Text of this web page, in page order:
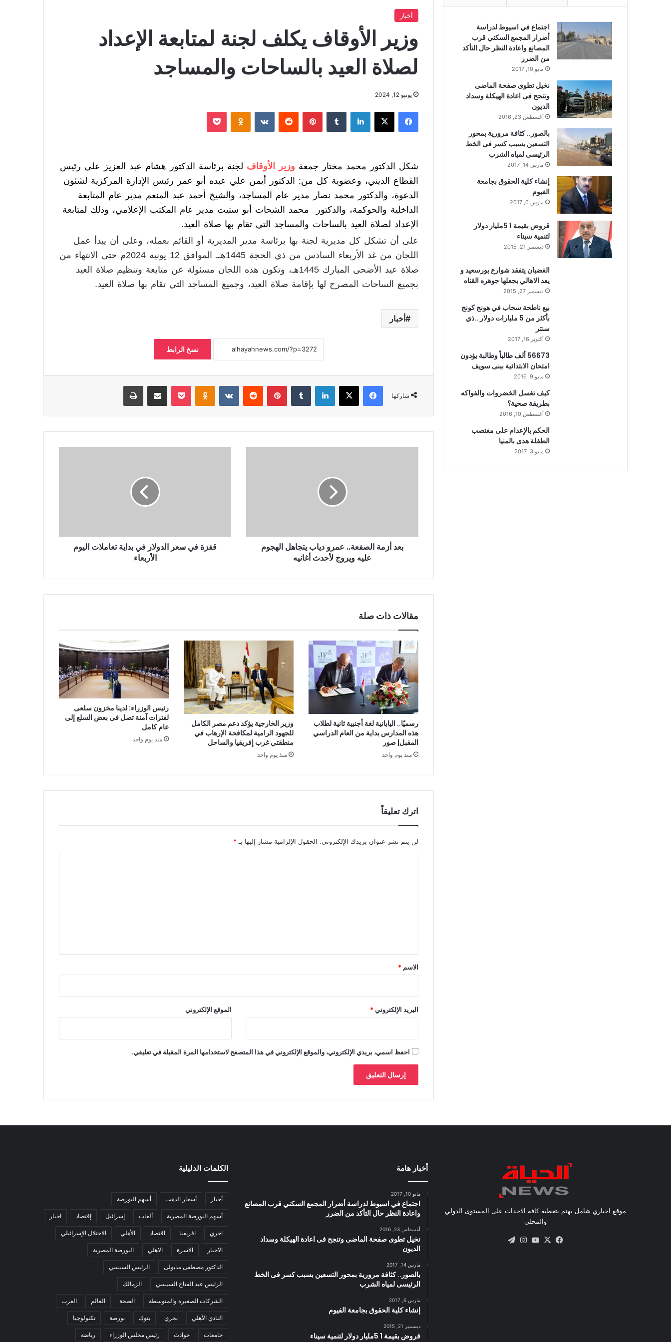
أخبار
وزير الأوقاف يكلف لجنة لمتابعة الإعداد
لصلاة العيد بالساحات والمساجد
يونيو 12, 2024
فيسبوك لينكدإن بينتيريست
شكل الدكتور محمد مختار جمعة وزير الأوقاف لجنة برئاسة الدكتور هشام عبد العزيز علي رئيس
القطاع الديني، وعضوية كل من: الدكتور أيمن علي عبده أبو عمر رئيس الإدارة المركزية لشئون
الدعوة، والدكتور محمد نصار مدير عام المساجد، والشيخ أحمد عبد المنعم مدير عام المتابعة
الداخلية والحوكمة، والدكتور محمد الشحات أبو ستيت مدير عام المكتب الإعلامي، وذلك لمتابعة
الإعداد لصلاة العيد بالساحات والمساجد التي تقام بها صلاة العيد.
على أن تشكل كل مديرية لجنة بها برئاسة مدير المديرية أو القائم بعمله، وعلى أن يبدأ عمل
اللجان من غد الأربعاء السادس من ذي الحجة 1445هــ الموافق 12 يونيه 2024م حتى الانتهاء من
صلاة عيد الأضحى المبارك 1445هـ، وتكون هذه اللجان مسئولة عن متابعة وتنظيم صلاة العيد
بجميع الساحات المصرح لها بإقامة صلاة العيد، وجميع المساجد التي تقام بها صلاة العيد.
أخبار
نسخ الرابط
شاركها
فيسبوك لينكدإن بينتيريست بوكيت
بعد أزمة الصفعة.. عمرو دياب يتجاهل الهجوم
عليه ويروج لأحدث أغانيه
قفزة في سعر الدولار في بداية تعاملات اليوم
الأربعاء
مقالات ذات صلة
رسميًا.. اليابانية لغة أجنبية ثانية لطلاب
هذه المدارس بداية من العام الدراسي
المقبل| صور
منذ يوم واحد
وزير الخارجية يؤكد دعم مصر الكامل
للجهود الرامية لمكافحة الإرهاب في
منطقتي غرب إفريقيا والساحل
منذ يوم واحد
رئيس الوزراء: لدينا مخزون سلعى
لفترات آمنة تصل فى بعض السلع إلى
عام كامل
منذ يوم واحد
اترك تعليقاً
لن يتم نشر عنوان بريدك الإلكتروني. الحقول الإلزامية مشار إليها بـ *
*
الاسم *
البريد الإلكتروني* الموقع الإلكتروني
احفظ اسمي، بريدي الإلكتروني، والموقع الإلكتروني في هذا المتصفح لاستخدامها المرة المقبلة في تعليقي.
اجتماع في اسيوط لدراسة
أضرار المجمع السكني قرب
المصانع واعادة النظر حال التأكد
من الضرر
مايو 10, 2017
نخيل تطوى صفحة الماضى
وتنجح فى اعادة الهيكلة وسداد
الديون
أغسطس 23, 2016
بالصور.. كثافة مرورية بمحور
التسعين بسبب كسر فى الخط
الرئيسى لمياه الشرب
مارس 14, 2017
إنشاء كلية الحقوق بجامعة
الفيوم
مارس 6, 2017
قروض بقيمة 1 5مليار دولار
لتنمية سيناء
ديسمبر 21, 2015
الغضبان يتفقد شوارع بورسعيد و
يعد الاهالي بجعلها جوهره القناه
ديسمبر 27, 2015
بيع ناطحة سحاب في هونج كونج
بأكثر من 5 مليارات دولار ..ذي
سنتر
أكتوبر 16, 2017
56673 ألف طالباً وطالبة يؤدون
امتحان الابتدائية ببنى سويف
مايو 9, 2016
كيف تغسل الخضروات والفواكه
بطريقة صحية؟
أغسطس 10, 2016
الحكم بالإعدام على مغتصب
الطفلة هدى بالمنيا
مايو 3, 2017
موقع اخباري شامل يهتم بتغطية كافة الاحداث على المستوى الدولي
والمحلي
فيسبوك
X يوتيوبانستقرام
أخبار هامة
مايو 10, 2017
اجتماع في اسيوط لدراسة أضرار المجمع السكني قرب المصانع
واعادة النظر حال التأكد من الضرر
أغسطس 23, 2016
نخيل تطوى صفحة الماضى وتنجح فى اعادة الهيكلة وسداد
الديون
مارس 14, 2017
بالصور.. كثافة مرورية بمحور التسعين بسبب كسر فى الخط
الرئيسى لمياه الشرب
مارس 6, 2017
إنشاء كلية الحقوق بجامعة الفيوم
ديسمبر 21, 2015
قروض بقيمة 1 5مليار دولار لتنمية سيناء
الكلمات الدليلية
أخبار أسعار الذهب أسهم البورصة
أسهم البورصة المصرية ألعاب إسرائيل إقتصاد اخبار
اخري افريقيا اقتصاد الأهلي الاحتلال الإسرائيلي
الاخبار الاسرة الاهلي البورصة المصرية
الدكتور مصطفى مدبولى الرئيس السيسي
الرئيس عبد الفتاح السيسي الزمالك
الشركات الصغيرة والمتوسطة الصحة العالم العرب
النادي الأهلي بحري بنوك بورصة تكنولوجيا
جامعات حوادث رئيس مجلس الوزراء رياضة